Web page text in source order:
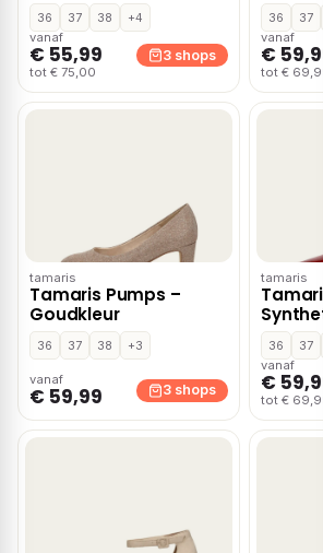
36 37 38
+4
vanaf
€ 55,99
tot € 75,00
3 shops
36 37
vanaf
€
tot €
tamaris
Tamaris Pumps –
Goudkleur
36 37 38 +3
vanaf
€ 59,99 3 shops
tamaris
36 37
vanaf
€
tot €